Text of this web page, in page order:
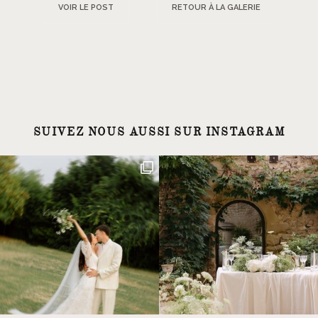
VOIR LE POST RETOUR À LA GALERIE
SUIVEZ NOUS AUSSI SUR INSTAGRAM